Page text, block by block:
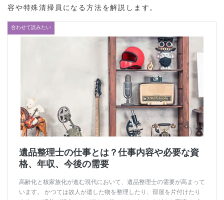
容や特殊清掃員になる方法を解説します。